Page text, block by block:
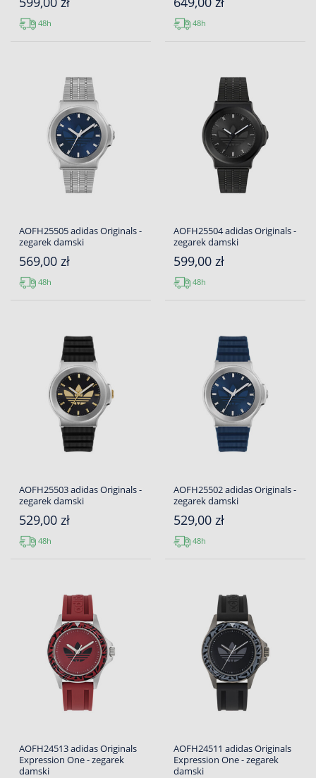
48h 48h
AOFH25505 adidas Originals -
zegarek damski
569,00 zł
48h
AOFH25504 adidas Originals -
zegarek damski
599,00 zł
48h
AOFH25503 adidas Originals -
zegarek damski
529,00 zł
48h
AOFH25502 adidas Originals -
zegarek damski
529,00 zł
48h
AOFH24513 adidas Originals
Expression One - zegarek
damski
AOFH24511 adidas Originals
Expression One - zegarek
damski